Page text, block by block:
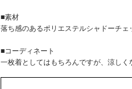
■素材
落ち感のあるポリエステルシャドーチェ
■コーディネート
一枚着としてはもちろんですが、涼しく